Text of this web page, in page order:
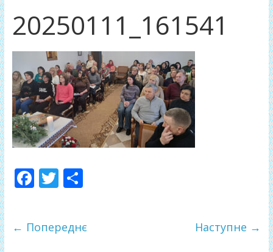
20250111_161541
F
b
T
er
П
л
← Попереднє Наступне →